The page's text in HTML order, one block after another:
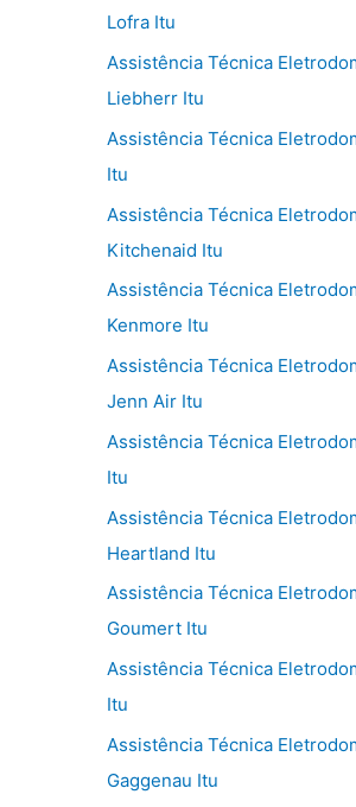
Lofra Itu
Assistência Técnica
Liebherr Itu
Assistência Técnica
Itu
Assistência Técnica
Kitchenaid Itu
Assistência Técnica
Kenmore Itu
Assistência Técnica
Jenn Air Itu
Assistência Técnica
Itu
Assistência Técnica
Heartland Itu
Assistência Técnica
Goumert Itu
Assistência Técnica
Itu
Assistência Técnica
Gaggenau Itu